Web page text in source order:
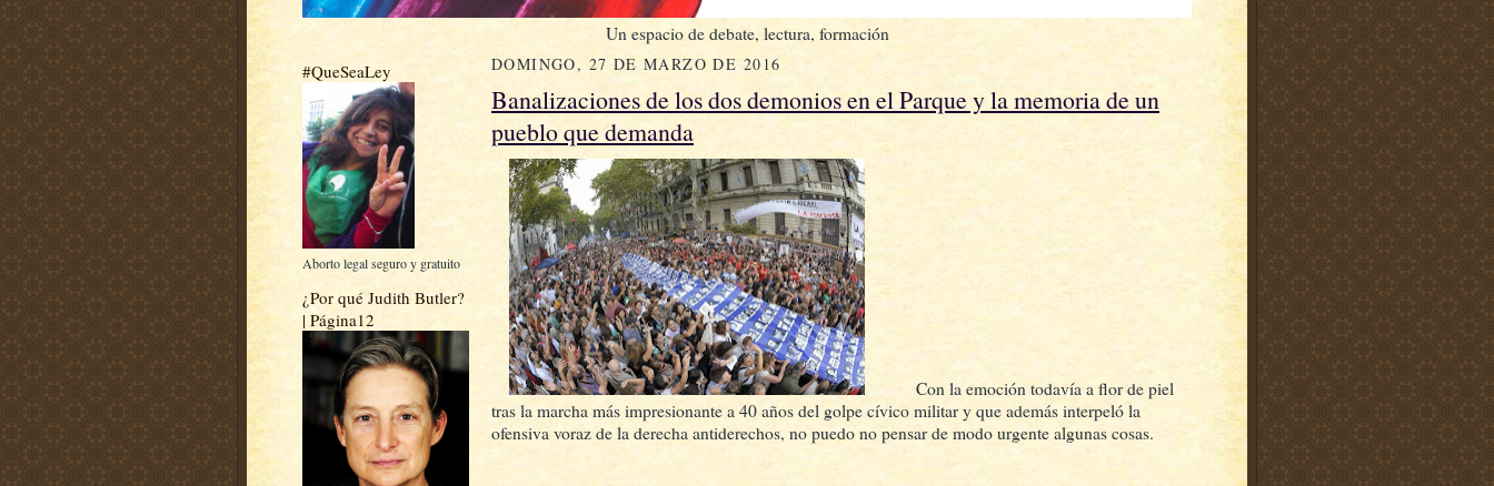
Un espacio de debate, lectura, formación
#QueSeaLey
Aborto legal seguro y gratuito
¿Por qué Judith Butler?
| Página12
DOMINGO, 27 DE MARZO DE 2016
Banalizaciones de los dos demonios en el Parque y la memoria de un
pueblo que demanda
Con la emoción todavía a flor de piel
tras la marcha más impresionante a 40 años del golpe cívico militar y que además interpeló la
ofensiva voraz de la derecha antiderechos, no puedo no pensar de modo urgente algunas cosas.